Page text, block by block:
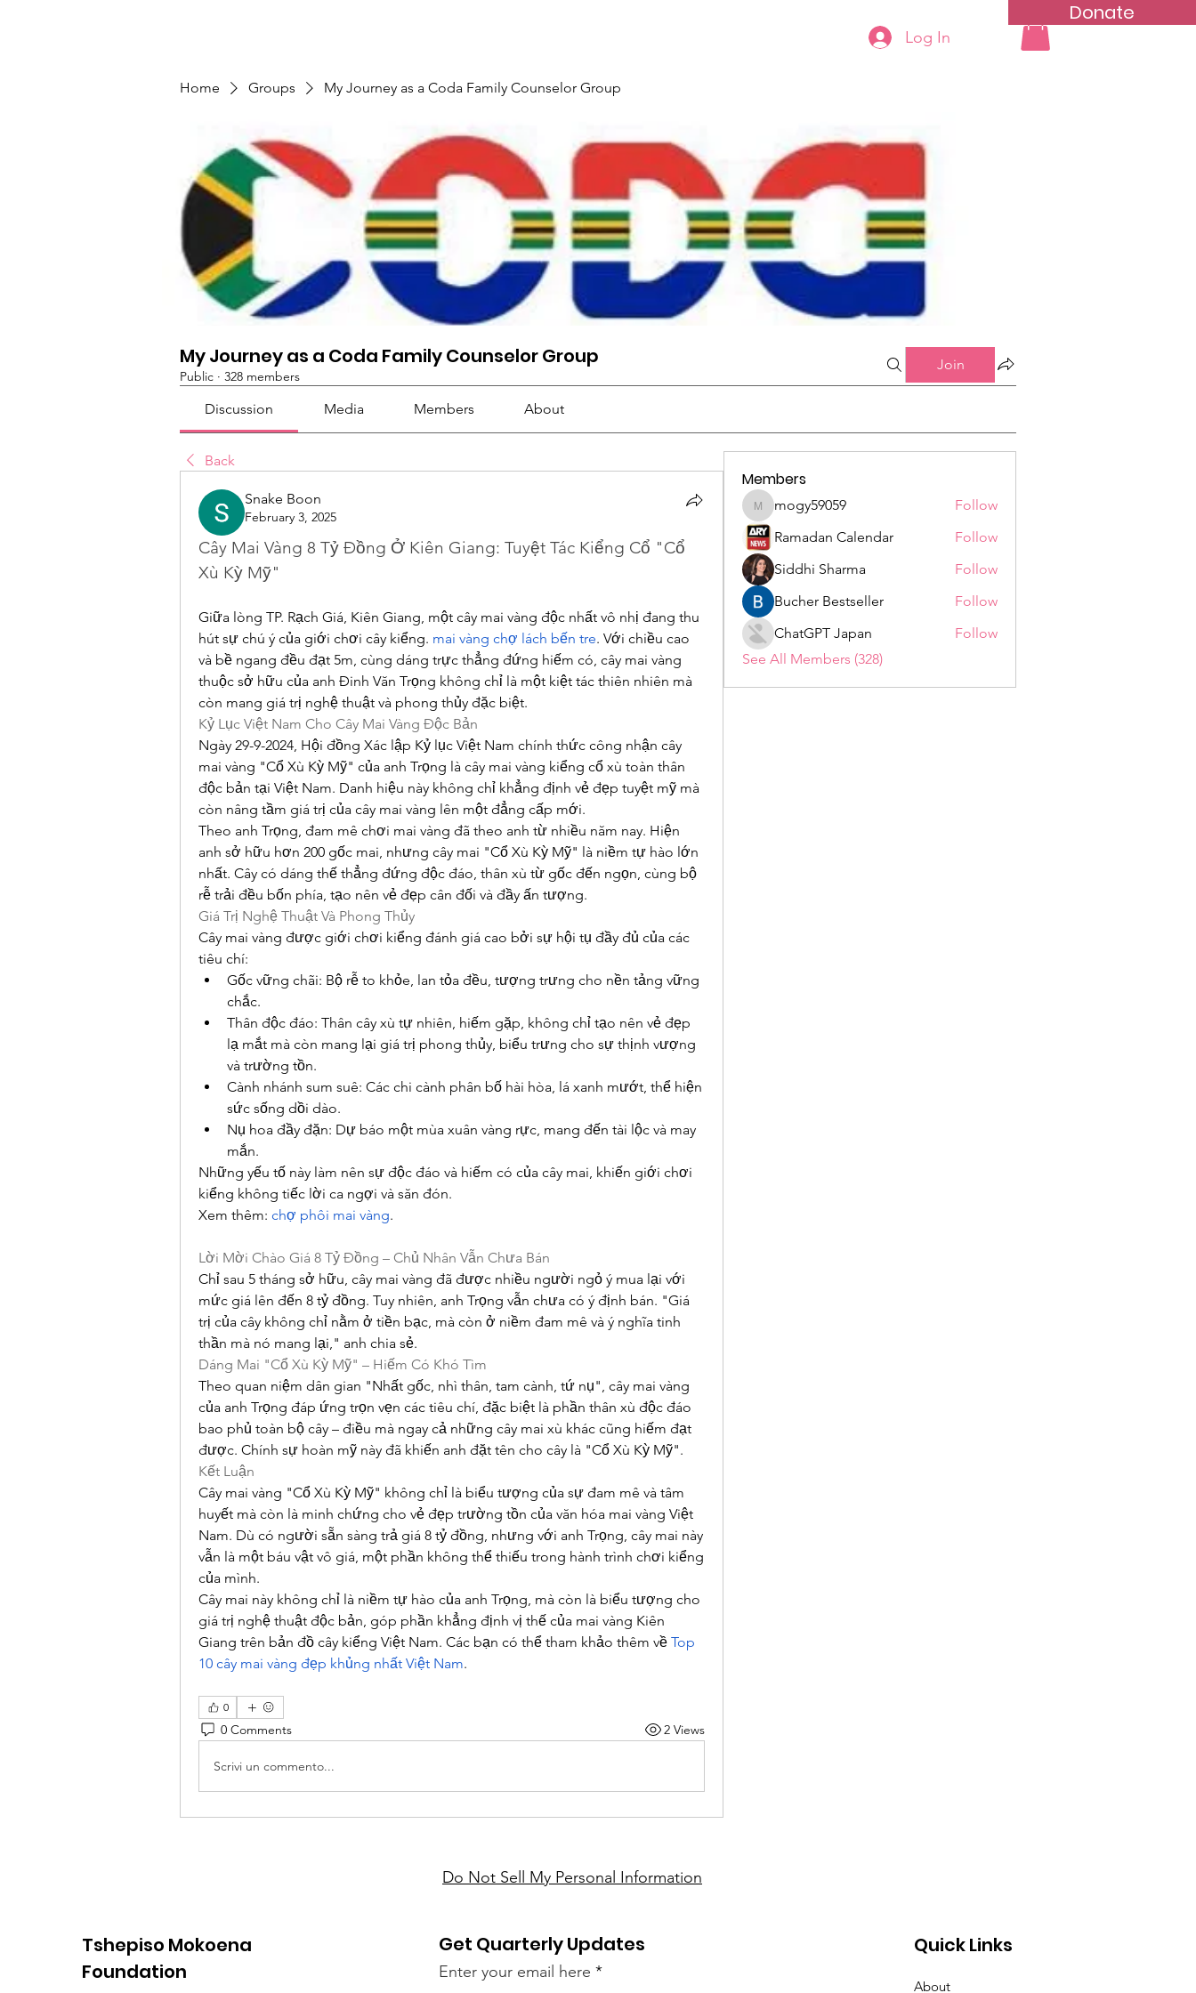
Donate
Groups ListLog In
Home Groups My Journey as a Coda Family Counselor Group
My Journey as a Coda Family Counselor Group
Public · 328 members
Join
Discussion Media Members About
Back
Snake Boon
February 3, 2025
Cây Mai Vàng 8 Tỷ Đồng Ở Kiên Giang: Tuyệt Tác Kiểng Cổ "Cổ
Xù Kỳ Mỹ"
Giữa lòng TP. Rạch Giá, Kiên Giang, một cây mai vàng độc nhất vô nhị đang thu
hút sự chú ý của giới chơi cây kiểng. mai vàng chợ lách bến tre. Với chiều cao
và bề ngang đều đạt 5m, cùng dáng trực thẳng đứng hiếm có, cây mai vàng
thuộc sở hữu của anh Đinh Văn Trọng không chỉ là một kiệt tác thiên nhiên mà
còn mang giá trị nghệ thuật và phong thủy đặc biệt.
Kỷ Lục Việt Nam Cho Cây Mai Vàng Độc Bản
Ngày 29-9-2024, Hội đồng Xác lập Kỷ lục Việt Nam chính thức công nhận cây
mai vàng "Cổ Xù Kỳ Mỹ" của anh Trọng là cây mai vàng kiểng cổ xù toàn thân
độc bản tại Việt Nam. Danh hiệu này không chỉ khẳng định vẻ đẹp tuyệt mỹ mà
còn nâng tầm giá trị của cây mai vàng lên một đẳng cấp mới.
Theo anh Trọng, đam mê chơi mai vàng đã theo anh từ nhiều năm nay. Hiện
anh sở hữu hơn 200 gốc mai, nhưng cây mai "Cổ Xù Kỳ Mỹ" là niềm tự hào lớn
nhất. Cây có dáng thế thẳng đứng độc đáo, thân xù từ gốc đến ngọn, cùng bộ
rễ trải đều bốn phía, tạo nên vẻ đẹp cân đối và đầy ấn tượng.
Giá Trị Nghệ Thuật Và Phong Thủy
Cây mai vàng được giới chơi kiểng đánh giá cao bởi sự hội tụ đầy đủ của các
tiêu chí:
Gốc vững chãi: Bộ rễ to khỏe, lan tỏa đều, tượng trưng cho nền tảng vững
chắc.
Thân độc đáo: Thân cây xù tự nhiên, hiếm gặp, không chỉ tạo nên vẻ đẹp
lạ mắt mà còn mang lại giá trị phong thủy, biểu trưng cho sự thịnh vượng
và trường tồn.
Cành nhánh sum suê: Các chi cành phân bố hài hòa, lá xanh mướt, thể hiện
sức sống dồi dào.
Nụ hoa đầy đặn: Dự báo một mùa xuân vàng rực, mang đến tài lộc và may
mắn.
Những yếu tố này làm nên sự độc đáo và hiếm có của cây mai, khiến giới chơi
kiểng không tiếc lời ca ngợi và săn đón.
Xem thêm: chợ phôi mai vàng.
Lời Mời Chào Giá 8 Tỷ Đồng – Chủ Nhân Vẫn Chưa Bán
Chỉ sau 5 tháng sở hữu, cây mai vàng đã được nhiều người ngỏ ý mua lại với
mức giá lên đến 8 tỷ đồng. Tuy nhiên, anh Trọng vẫn chưa có ý định bán. "Giá
trị của cây không chỉ nằm ở tiền bạc, mà còn ở niềm đam mê và ý nghĩa tinh
thần mà nó mang lại," anh chia sẻ.
Dáng Mai "Cổ Xù Kỳ Mỹ" – Hiếm Có Khó Tìm
Theo quan niệm dân gian "Nhất gốc, nhì thân, tam cành, tứ nụ", cây mai vàng
của anh Trọng đáp ứng trọn vẹn các tiêu chí, đặc biệt là phần thân xù độc đáo
bao phủ toàn bộ cây – điều mà ngay cả những cây mai xù khác cũng hiếm đạt
được. Chính sự hoàn mỹ này đã khiến anh đặt tên cho cây là "Cổ Xù Kỳ Mỹ".
Kết Luận
Cây mai vàng "Cổ Xù Kỳ Mỹ" không chỉ là biểu tượng của sự đam mê và tâm
huyết mà còn là minh chứng cho vẻ đẹp trường tồn của văn hóa mai vàng Việt
Nam. Dù có người sẵn sàng trả giá 8 tỷ đồng, nhưng với anh Trọng, cây mai này
vẫn là một báu vật vô giá, một phần không thể thiếu trong hành trình chơi kiểng
của mình.
Cây mai này không chỉ là niềm tự hào của anh Trọng, mà còn là biểu tượng cho
giá trị nghệ thuật độc bản, góp phần khẳng định vị thế của mai vàng Kiên
Giang trên bản đồ cây kiểng Việt Nam. Các bạn có thể tham khảo thêm về Top
10 cây mai vàng đẹp khủng nhất Việt Nam.
0
0 Comments 2 Views
Scrivi un commento...
Members
mogy59059
mogy59059
Follow
Ramadan Calendar
Follow
Siddhi Sharma
Follow
Bucher Bestseller
Follow
ChatGPT Japan
Follow
See All Members (328)
Tshepiso Mokoena
Foundation
Get Quarterly Updates
Enter your email here
Quick Links
About
Do Not Sell My Personal Information